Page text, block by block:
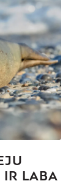
IR LABA